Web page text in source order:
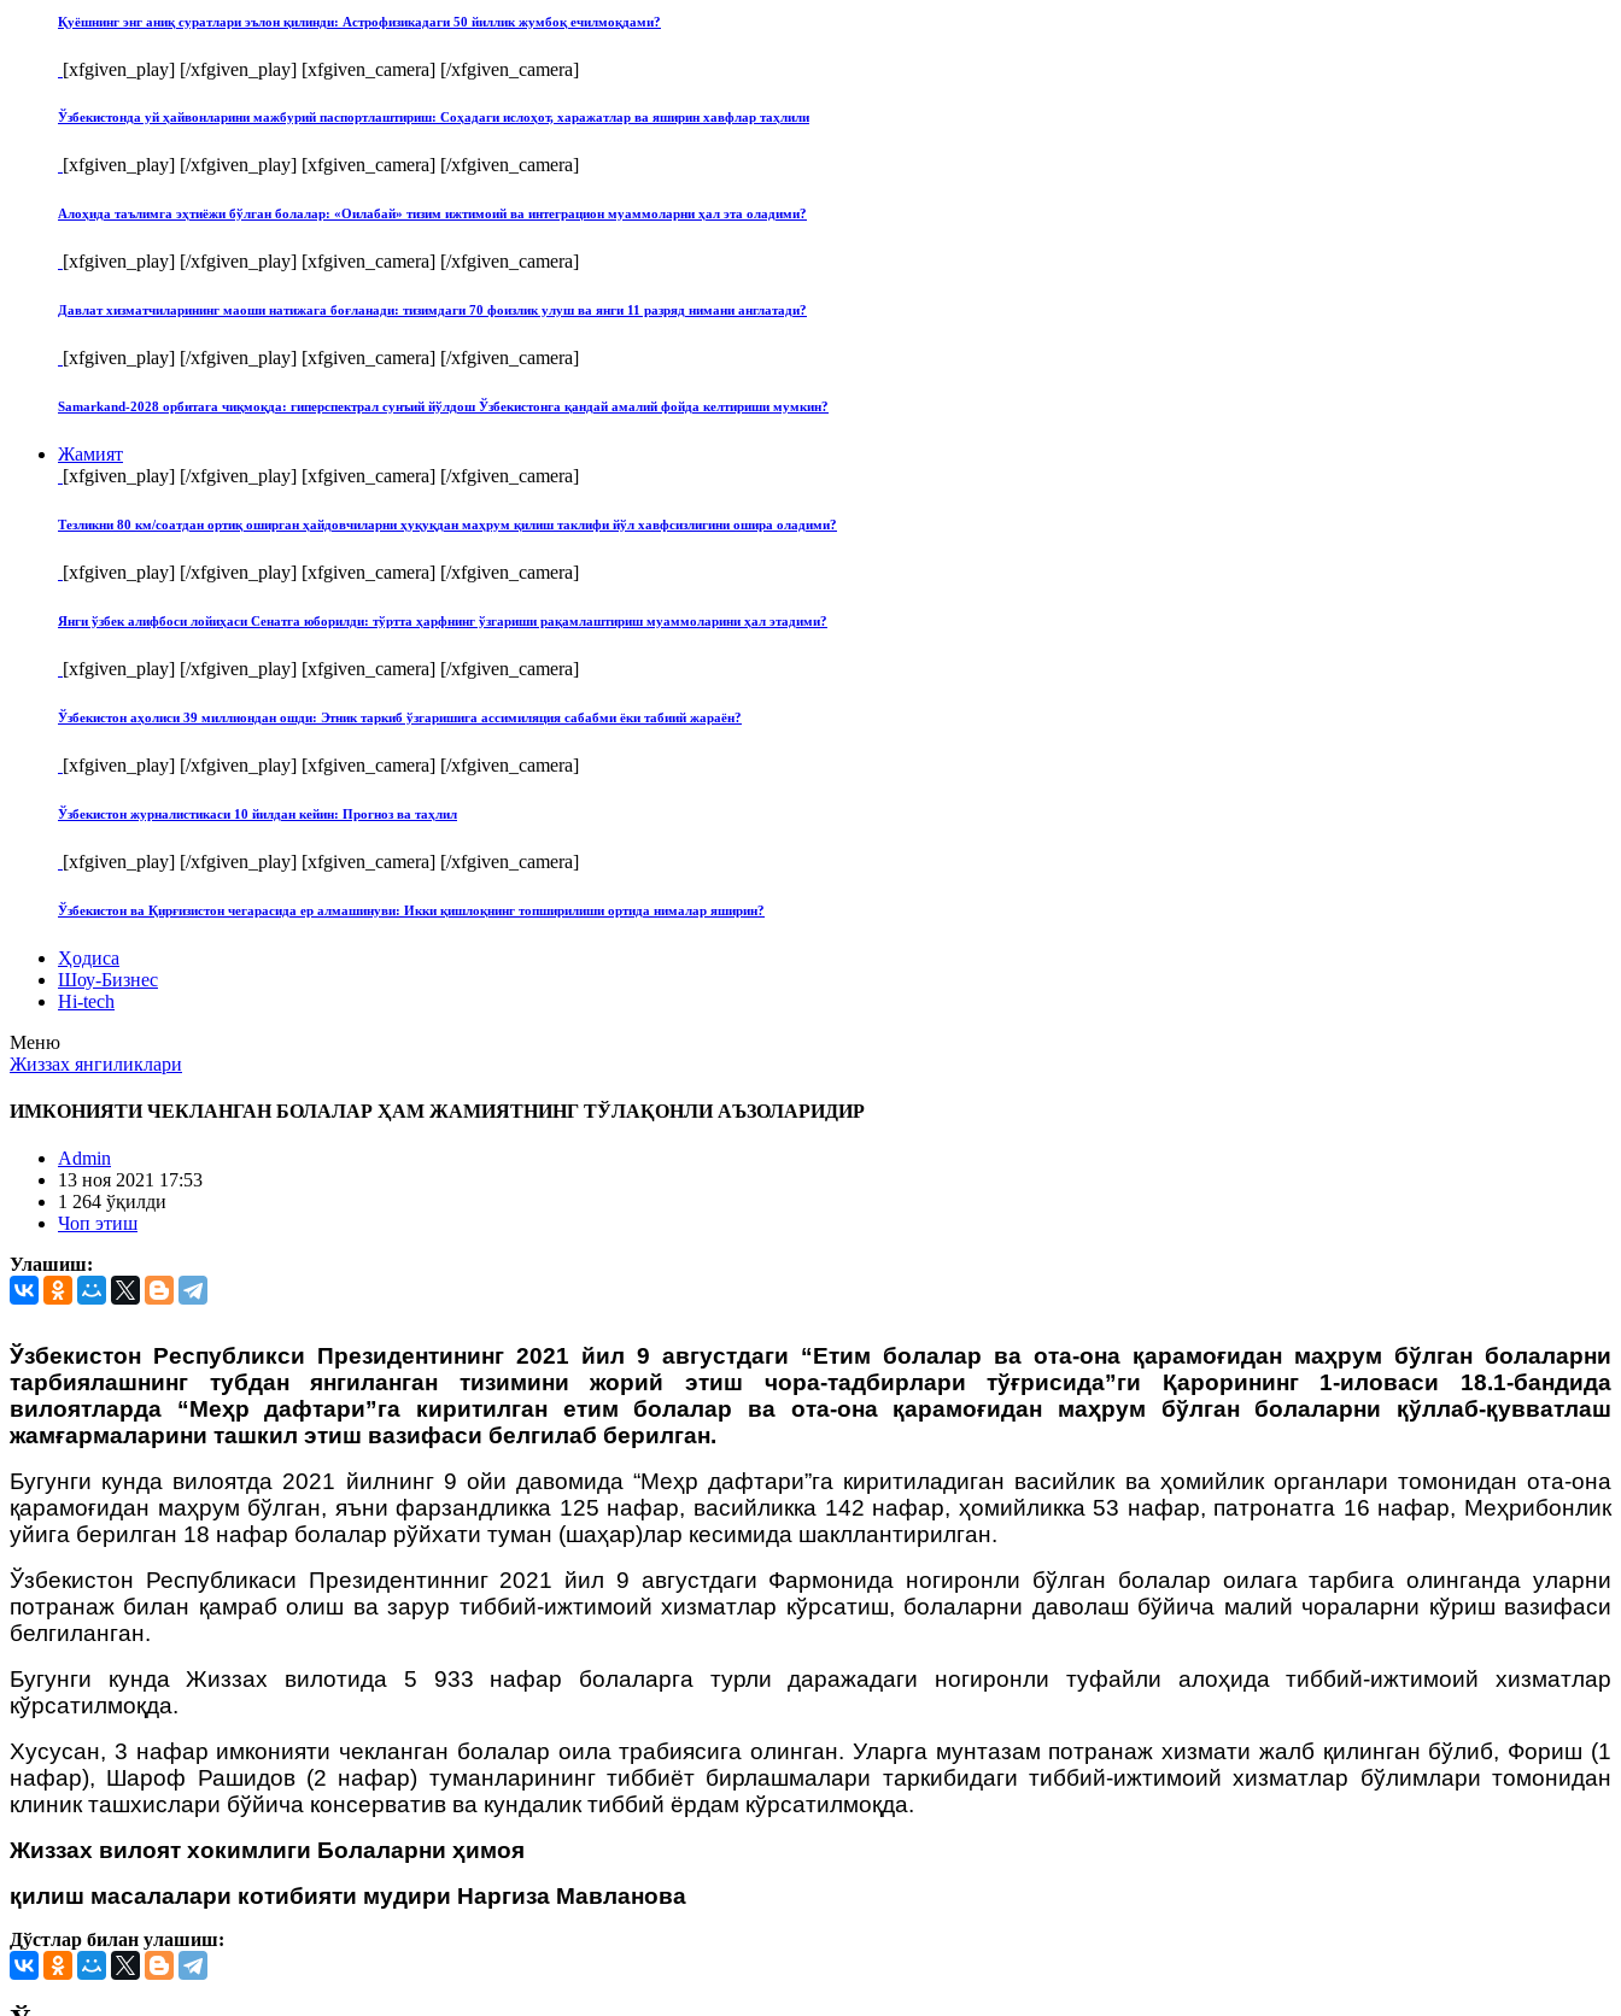
Қуёшнинг энг аниқ суратлари эълон қилинди: Астрофизикадаги 50 йиллик жумбоқ ечилмоқдами?
[xfgiven_play] [/xfgiven_play] [xfgiven_camera] [/xfgiven_camera]
Ўзбекистонда уй ҳайвонларини мажбурий паспортлаштириш: Соҳадаги ислоҳот, харажатлар ва яширин хавфлар таҳлили
[xfgiven_play] [/xfgiven_play] [xfgiven_camera] [/xfgiven_camera]
Алоҳида таълимга эҳтиёжи бўлган болалар: «Оилабай» тизим ижтимоий ва интеграцион муаммоларни ҳал эта оладими?
[xfgiven_play] [/xfgiven_play] [xfgiven_camera] [/xfgiven_camera]
Давлат хизматчиларининг маоши натижага боғланади: тизимдаги 70 фоизлик улуш ва янги 11 разряд нимани англатади?
[xfgiven_play] [/xfgiven_play] [xfgiven_camera] [/xfgiven_camera]
Samarkand-2028 орбитага чиқмоқда: гиперспектрал сунъий йўлдош Ўзбекистонга қандай амалий фойда келтириши мумкин?
Жамият
[xfgiven_play] [/xfgiven_play] [xfgiven_camera] [/xfgiven_camera]
Тезликни 80 км/соатдан ортиқ оширган ҳайдовчиларни ҳуқуқдан маҳрум қилиш таклифи йўл хавфсизлигини ошира оладими?
[xfgiven_play] [/xfgiven_play] [xfgiven_camera] [/xfgiven_camera]
Янги ўзбек алифбоси лойиҳаси Сенатга юборилди: тўртта ҳарфнинг ўзгариши рақамлаштириш муаммоларини ҳал этадими?
[xfgiven_play] [/xfgiven_play] [xfgiven_camera] [/xfgiven_camera]
Ўзбекистон аҳолиси 39 миллиондан ошди: Этник таркиб ўзгаришига ассимиляция сабабми ёки табиий жараён?
[xfgiven_play] [/xfgiven_play] [xfgiven_camera] [/xfgiven_camera]
Ўзбекистон журналистикаси 10 йилдан кейин: Прогноз ва таҳлил
[xfgiven_play] [/xfgiven_play] [xfgiven_camera] [/xfgiven_camera]
Ўзбекистон ва Қирғизистон чегарасида ер алмашинуви: Икки қишлоқнинг топширилиши ортида нималар яширин?
Ҳодиса
Шоу-Бизнес
Hi-tech
Меню
Жиззах янгиликлари
ИМКОНИЯТИ ЧЕКЛАНГАН БОЛАЛАР ҲАМ ЖАМИЯТНИНГ ТЎЛАҚОНЛИ АЪЗОЛАРИДИР
Admin
13 ноя 2021 17:53
1 264 ўқилди
Чоп этиш
Улашиш:
Ўзбекистон Республикси Президентининг 2021 йил 9 августдаги “Етим болалар ва ота-она қарамоғидан маҳрум бўлган болаларни
тарбиялашнинг тубдан янгиланган тизимини жорий этиш чора-тадбирлари тўғрисида”ги Қарорининг 1-иловаси 18.1-бандида
вилоятларда “Меҳр дафтари”га киритилган етим болалар ва ота-она қарамоғидан маҳрум бўлган болаларни қўллаб-қувватлаш
жамғармаларини ташкил этиш вазифаси белгилаб берилган.
Бугунги кунда вилоятда 2021 йилнинг 9 ойи давомида “Меҳр дафтари”га киритиладиган васийлик ва ҳомийлик органлари томонидан ота-она
қарамоғидан маҳрум бўлган, яъни фарзандликка 125 нафар, васийликка 142 нафар, ҳомийликка 53 нафар, патронатга 16 нафар, Меҳрибонлик
уйига берилган 18 нафар болалар рўйхати туман (шаҳар)лар кесимида шакллантирилган.
Ўзбекистон Республикаси Президентинниг 2021 йил 9 августдаги Фармонида ногиронли бўлган болалар оилага тарбига олинганда уларни
потранаж билан қамраб олиш ва зарур тиббий-ижтимоий хизматлар кўрсатиш, болаларни даволаш бўйича малий чораларни кўриш вазифаси
белгиланган.
Бугунги кунда Жиззах вилотида 5 933 нафар болаларга турли даражадаги ногиронли туфайли алоҳида тиббий-ижтимоий хизматлар
кўрсатилмоқда.
Хусусан, 3 нафар имконияти чекланган болалар оила трабиясига олинган. Уларга мунтазам потранаж хизмати жалб қилинган бўлиб, Фориш (1
нафар), Шароф Рашидов (2 нафар) туманларининг тиббиёт бирлашмалари таркибидаги тиббий-ижтимоий хизматлар бўлимлари томонидан
клиник ташхислари бўйича консерватив ва кундалик тиббий ёрдам кўрсатилмоқда.
Жиззах вилоят хокимлиги Болаларни ҳимоя
қилиш масалалари котибияти мудири Наргиза Мавланова
Дўстлар билан улашиш: